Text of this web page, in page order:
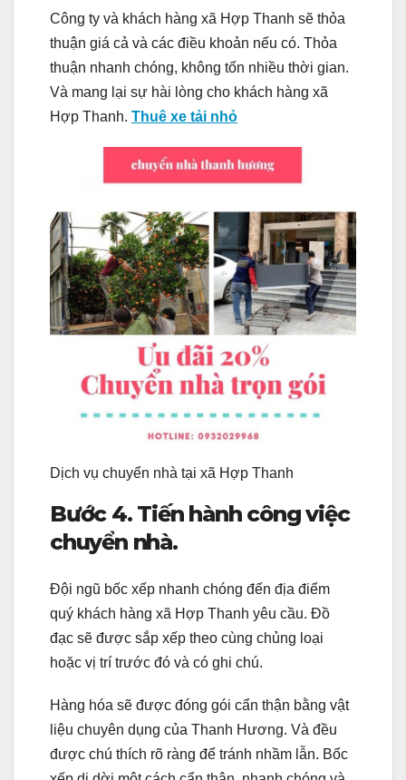
Công ty và khách hàng xã Hợp Thanh sẽ thỏa
thuận giá cả và các điều khoản nếu có. Thỏa
thuận nhanh chóng, không tốn nhiều thời gian.
Và mang lại sự hài lòng cho khách hàng xã
Hợp Thanh. Thuê xe tải nhỏ
Dịch vụ chuyển nhà tại xã Hợp Thanh
Bước 4. Tiến hành công việc
chuyển nhà.
Đội ngũ bốc xếp nhanh chóng đến địa điểm
quý khách hàng xã Hợp Thanh yêu cầu. Đồ
đạc sẽ được sắp xếp theo cùng chủng loại
hoặc vị trí trước đó và có ghi chú.
Hàng hóa sẽ được đóng gói cẩn thận bằng vật
liệu chuyên dụng của Thanh Hương. Và đều
được chú thích rõ ràng để tránh nhầm lẫn. Bốc